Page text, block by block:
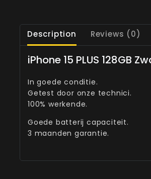
Description Reviews (0)
iPhone 15 PLUS 128GB
In goede conditie.
Getest door onze technici.
100% werkende.
Goede batterij capaciteit.
3 maanden garantie.